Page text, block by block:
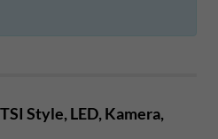
Style, LED, Kamera,